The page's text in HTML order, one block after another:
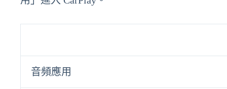
音頻應用